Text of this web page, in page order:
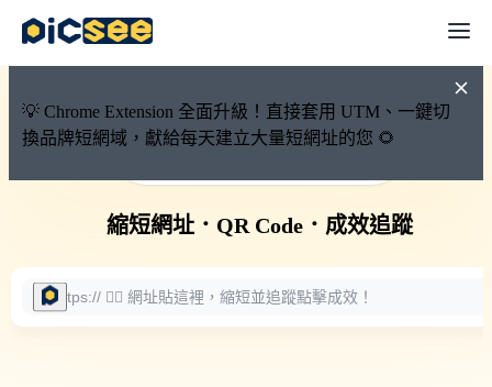
💡 Chrome Extension 全面升級！直接套用 UTM、一鍵切
換品牌短網域，獻給每天建立大量短網址的您 🌻
🚀 PicSee 短網址永久有效
縮短網址． QR Code． 成效追蹤